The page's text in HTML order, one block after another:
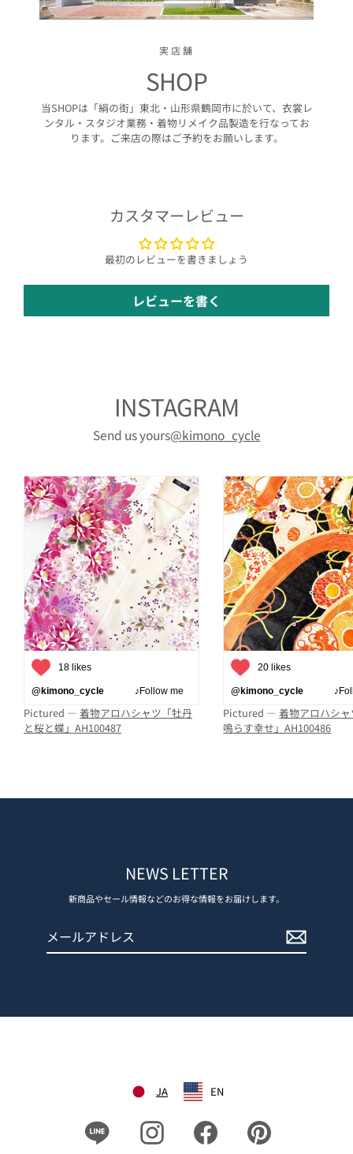
実店舗
SHOP
当SHOPは「絹の街」東北・山形県鶴岡市に於いて、衣裳レ
ンタル・スタジオ業務・着物リメイク品製造を行なってお
ります。ご来店の際はご予約をお願いします。
カスタマーレビュー
最初のレビューを書きましょう
レビューを書く
INSTAGRAM
Send us yours@kimono_cycle
18 likes
@kimono_cycle ♪Follow me
Pictured — 着物アロハシャツ「牡丹
と桜と蝶」AH100487
20 likes
@kimono_cycle
Pictured —着物アロハシ
鳴らす幸せ」AH100486
NEWS LETTER
新商品やセール情報などのお得な情報をお届けします。
JA EN
Instagram Facebook